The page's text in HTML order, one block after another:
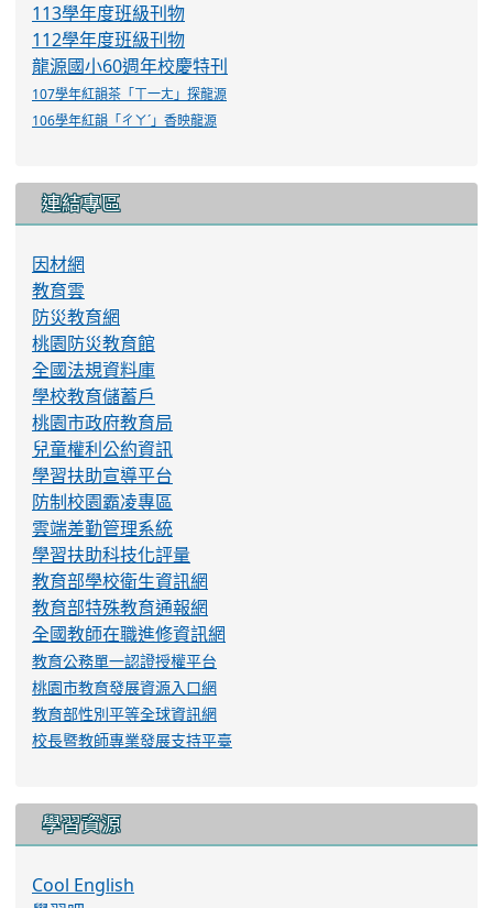
113學年度班級刊物
112學年度班級刊物
龍源國小60週年校慶特刊
107學年紅韻茶「ㄒ一ㄤ」探龍源
106學年紅韻「ㄔㄚˊ」香映龍源
連結專區
因材網
教育雲
防災教育網
桃園防災教育館
全國法規資料庫
學校教育儲蓄戶
桃園市政府教育局
兒童權利公約資訊
學習扶助宣導平台
防制校園霸凌專區
雲端差勤管理系統
學習扶助科技化評量
教育部學校衛生資訊網
教育部特殊教育通報網
全國教師在職進修資訊網
教育公務單一認證授權平台
桃園市教育發展資源入口網
教育部性別平等全球資訊網
校長暨教師專業發展支持平臺
學習資源
Cool English